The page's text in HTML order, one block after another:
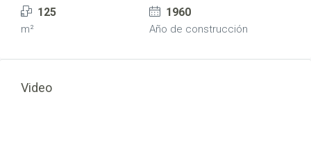
125
m²
1960
Año de construcción
Video